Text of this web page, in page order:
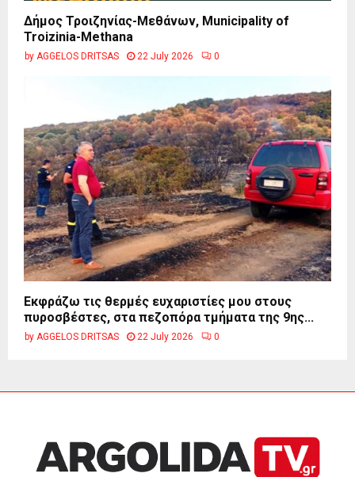
Δήμος Τροιζηνίας-Μεθάνων, Municipality of
Troizinia-Methana
by AGGELOS DRITSAS 22 July 2026 0
Εκφράζω τις θερμές ευχαριστίες μου στους
πυροσβέστες, στα πεζοπόρα τμήματα της 9ης...
by AGGELOS DRITSAS 22 July 2026 0